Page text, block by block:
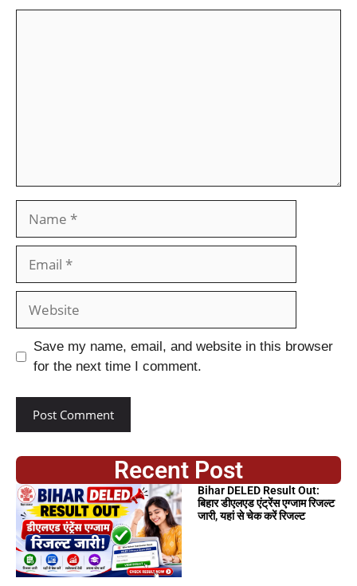
Save my name, email, and website in this browser
for the next time I comment.
Recent Post
Bihar DELED Result Out:
बिहार डीएलएड एंट्रेंस एग्जाम रिजल्ट
जारी, यहां से चेक करें रिजल्ट